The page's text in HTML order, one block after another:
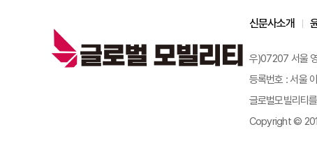
신문사소개
우)07207 서울
등록번호 : 서울
글로벌모빌리티
Copyright ©